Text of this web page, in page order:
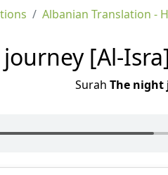
Albanian Translation -
[Al-
Surah The night